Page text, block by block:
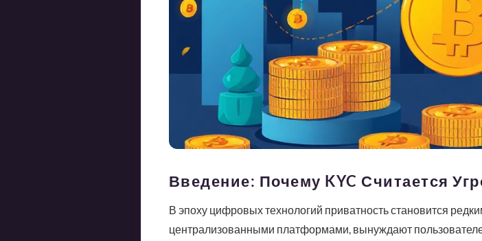
Введение: Почему KYC Считается
В эпоху цифровых технологий приватность становится
централизованными платформами, вынуждают